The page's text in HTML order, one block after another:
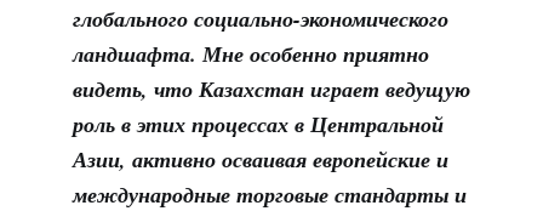
глобального социально-экономического
ландшафта. Мне особенно приятно
видеть, что Казахстан играет ведущую
роль в этих процессах в Центральной
Азии, активно осваивая европейские и
международные торговые стандарты и